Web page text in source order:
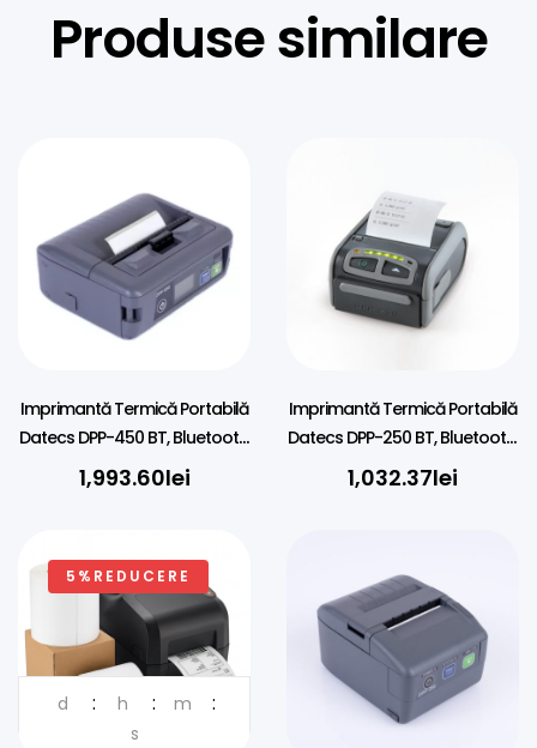
Produse similare
Imprimantă Termică Portabilă
Datecs DPP-450 BT, Bluetooth,
80mm
1,993.60lei
Imprimantă Termică Portabilă
Datecs DPP-250 BT, Bluetooth,
58mm
1,032.37lei
5%REDUCERE
DISTRIBUITOR OFICIAL IN
d h
m
s